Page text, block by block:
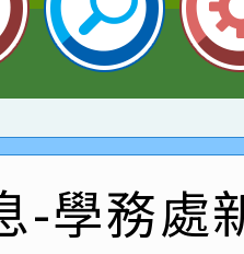
老師
師榮獲教
二名
與2026世
學小創客佳
。
加桃園市中
師榮獲社
巴斯O蜜、
市科展 國
年二班張O
-學務處